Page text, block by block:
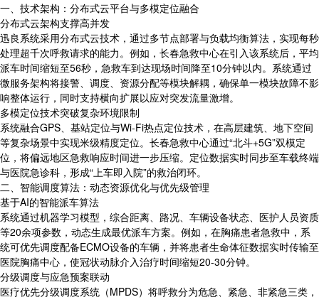
一、技术架构：分布式云平台与多模定位融合
分布式云架构支撑高并发
迅良系统采用分布式云技术，通过多节点部署与负载均衡算法，实现每秒
处理超千次呼救请求的能力。例如，长春急救中心在引入该系统后，平均
派车时间缩短至56秒，急救车到达现场时间降至10分钟以内。系统通过
微服务架构将接警、调度、资源分配等模块解耦，确保单一模块故障不影
响整体运行，同时支持横向扩展以应对突发流量激增。
多模定位技术突破复杂环境限制
系统融合GPS、基站定位与Wi-Fi热点定位技术，在高层建筑、地下空间
等复杂场景中实现米级精度定位。长春急救中心通过“北斗+5G”双模定
位，将偏远地区急救响应时间进一步压缩。定位数据实时同步至车载终端
与医院急诊科，形成“上车即入院”的救治闭环。
二、智能调度算法：动态资源优化与优先级管理
基于AI的智能派车算法
系统通过机器学习模型，综合距离、路况、车辆设备状态、医护人员资质
等20余项参数，动态生成最优派车方案。例如，在胸痛患者急救中，系
统可优先调度配备ECMO设备的车辆，并将患者生命体征数据实时传输至
医院胸痛中心，使冠状动脉介入治疗时间缩短20-30分钟。
分级调度与应急预案联动
医疗优先分级调度系统（MPDS）将呼救分为危急、紧急、非紧急三类，